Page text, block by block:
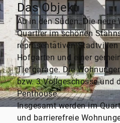
Das Objekt
Ab in den Süden. Die neue
Quartier im schönen
repräsentativen
Hofgarten und einer
Tiefgarage. Die
bzw. 3 Vollgeschosse und
Penthouse.
Insgesamt werden im
und barrierefreie